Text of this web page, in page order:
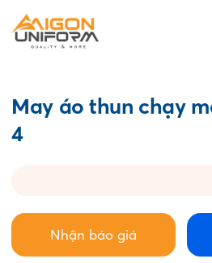
May áo thun chạy
4
Nhận báo giá